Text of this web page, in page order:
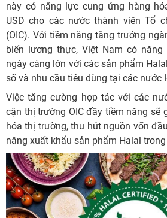
này có năng lực cung ứng hàng
USD cho các nước thành viên Tổ
(OIC). Với tiềm năng tăng trưởng
biến lương thực, Việt Nam có
ngày càng lớn với các sản phẩm
số và nhu cầu tiêu dùng tại các nước
Việc tăng cường hợp tác với các
cận thị trường OIC đầy tiềm năng sẽ
hóa thị trường, thu hút nguồn vốn
năng xuất khẩu sản phẩm Halal